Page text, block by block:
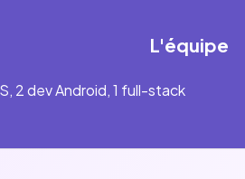
L'équipe
2 dev Android, 1 full-stack